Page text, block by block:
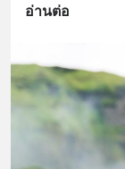
อ่านต่อ